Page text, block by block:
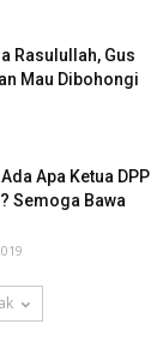
Rasulullah, Gus
Mau Dibohongi
Apa Ketua DPP
Semoga Bawa